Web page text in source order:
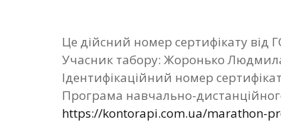
Це дійсний номер сертифікату
Учасник табору: Жоронько
Ідентифікаційний номер
Програма навчально-
https://kontorapi.com.ua/marathon-